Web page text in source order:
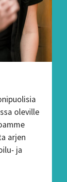
oleville
arjen
ja